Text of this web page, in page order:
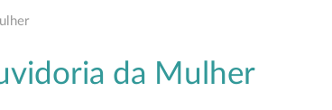
da Mulher